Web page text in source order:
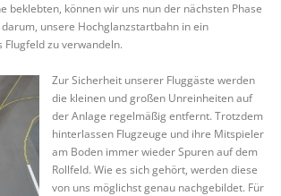
beklebten, können wir uns nun der nächsten Phase
unsere Hochglanzstartbahn in ein
zu verwandeln.
Zur Sicherheit unserer Fluggäste werden
die kleinen und großen Unreinheiten auf
der Anlage regelmäßig entfernt. Trotzdem
hinterlassen Flugzeuge und ihre Mitspieler
am Boden immer wieder Spuren auf dem
Rollfeld. Wie es sich gehört, werden diese
von uns möglichst genau nachgebildet. Für